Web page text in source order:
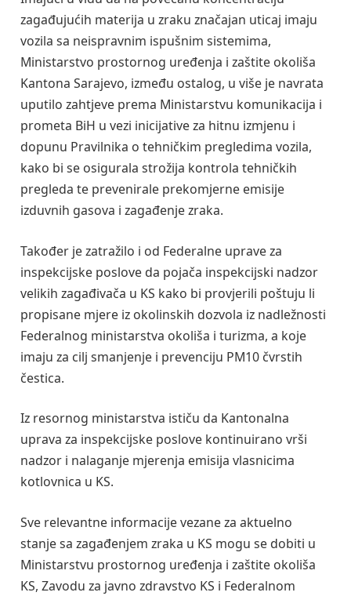
zagađujućih materija u zraku značajan uticaj imaju
vozila sa neispravnim ispušnim sistemima,
Ministarstvo prostornog uređenja i zaštite okoliša
Kantona Sarajevo, između ostalog, u više je navrata
uputilo zahtjeve prema Ministarstvu komunikacija i
prometa BiH u vezi inicijative za hitnu izmjenu i
dopunu Pravilnika o tehničkim pregledima vozila,
kako bi se osigurala strožija kontrola tehničkih
pregleda te prevenirale prekomjerne emisije
izduvnih gasova i zagađenje zraka.
Također je zatražilo i od Federalne uprave za
inspekcijske poslove da pojača inspekcijski nadzor
velikih zagađivača u KS kako bi provjerili poštuju li
propisane mjere iz okolinskih dozvola iz nadležnosti
Federalnog ministarstva okoliša i turizma, a koje
imaju za cilj smanjenje i prevenciju PM10 čvrstih
čestica.
Iz resornog ministarstva ističu da Kantonalna
uprava za inspekcijske poslove kontinuirano vrši
nadzor i nalaganje mjerenja emisija vlasnicima
kotlovnica u KS.
Sve relevantne informacije vezane za aktuelno
stanje sa zagađenjem zraka u KS mogu se dobiti u
Ministarstvu prostornog uređenja i zaštite okoliša
KS, Zavodu za javno zdravstvo KS i Federalnom